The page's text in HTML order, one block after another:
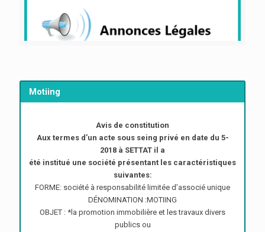
Motiing
Avis de constitution
Aux termes d’un acte sous seing privé en date du 5-
2018 à SETTAT il a
été institué une société présentant les caractéristiques
suivantes:
FORME: société à responsabilité limitée d’associé unique
DÉNOMINATION :MOTIING
OBJET : *la promotion immobilière et les travaux divers
publics ou